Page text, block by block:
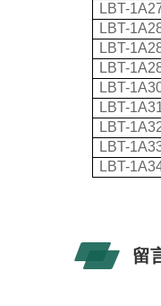
LBT-
LBT-
LBT-
LBT-
LBT-
LBT-
LBT-
LBT-
LBT-
留